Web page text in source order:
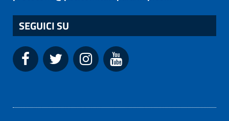
SEGUICI SU